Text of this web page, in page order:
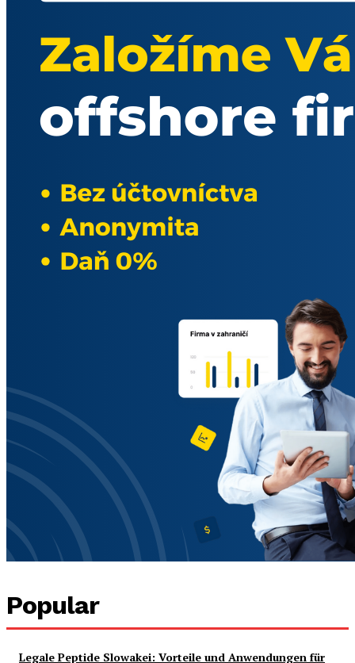
Popular
Legale Peptide Slowakei: Vorteile und Anwendungen für